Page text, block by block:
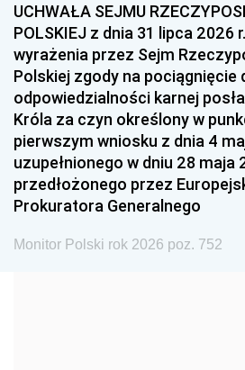
1996 1995
1993 1992
1990 1989
1987 1986
1984 1983
1981 1980
1978 1977
1975 1974
UCHWAŁA SEJMU
POLSKIEJ z dnia 31 lipca 2026
wyrażenia przez Sejm
Polskiej zgody na pociągnięcie
odpowiedzialności karnej
Króla za czyn określony w
pierwszym wniosku z dnia 4
uzupełnionego w dniu 28 maja
przedłożonego przez
Prokuratora Generalnego
Monitor Polski rok 2026 poz. 752